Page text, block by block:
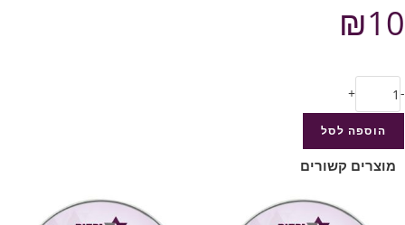
₪10
-
+
הוספה לסל
מוצרים קשורים